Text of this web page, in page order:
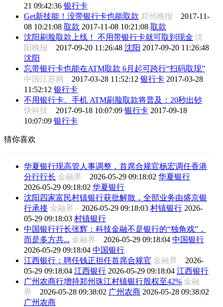
21 09:42:36 银行卡
Get新技能！没带银行卡也能取款 郑州晚报 2017-11-
08 10:21:08 取款 2017-11-08 10:21:08 取款
沈阳刷脸取款上线！ 不用带银行卡就可取到现金 沈
阳晚报 2017-09-20 11:26:48 沈阳 2017-09-20 11:26:48
沈阳
忘带银行卡也能在ATM取款 6月起可跨行“扫码取现”
中国江苏网 2017-03-28 11:52:12 银行卡 2017-03-28
11:52:12 银行卡
不用银行卡、手机 ATM刷脸取款将普及：20秒出钞
快科技 2017-09-18 10:07:09 银行卡 2017-09-18
10:07:09 银行卡
猜你喜欢
华夏银行现高管人事调整，首席合规官杨宏调任香港
分行行长 金融界 2026-05-29 09:18:02 华夏银行
2026-05-29 09:18:02 华夏银行
沈阳四家富民村镇银行获批解散，全部业务由盛京银
行承接 金融界 2026-05-29 09:18:03 村镇银行 2026-
05-29 09:18:03 村镇银行
中国银行行长张辉：科技金融不是银行的“独角戏”，
而是多方共... 金融界 2026-05-29 09:18:04 中国银行
2026-05-29 09:18:04 中国银行
江西银行：聘任钱正担任首席合规官 金融界 2026-
05-29 09:18:04 江西银行 2026-05-29 09:18:04 江西银行
广州农商行增持郑州珠江村镇银行股权至42% 金融
界 2026-05-28 09:38:02 广州农商 2026-05-28 09:38:02
广州农商